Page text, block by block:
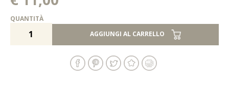
QUANTITÀ
AGGIUNGI AL CARRELLO